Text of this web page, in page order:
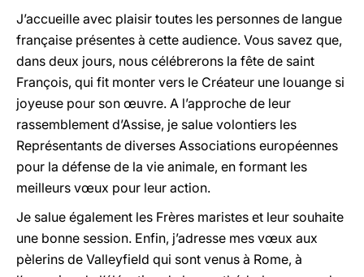
J’accueille avec plaisir toutes les personnes de langue
française présentes à cette audience. Vous savez que,
dans deux jours, nous célébrerons la fête de saint
François, qui fit monter vers le Créateur une louange si
joyeuse pour son œuvre. A l’approche de leur
rassemblement d’Assise, je salue volontiers les
Représentants de diverses Associations européennes
pour la défense de la vie animale, en formant les
meilleurs vœux pour leur action.
Je salue également les Frères maristes et leur souhaite
une bonne session. Enfin, j’adresse mes vœux aux
pèlerins de Valleyfield qui sont venus à Rome, à